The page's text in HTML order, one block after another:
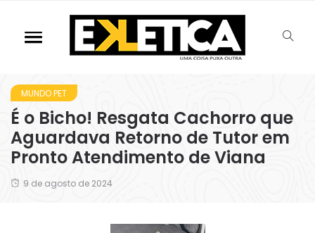
MUNDO PET
É o Bicho! Resgata Cachorro que
Aguardava Retorno de Tutor em
Pronto Atendimento de Viana
9 de agosto de 2024